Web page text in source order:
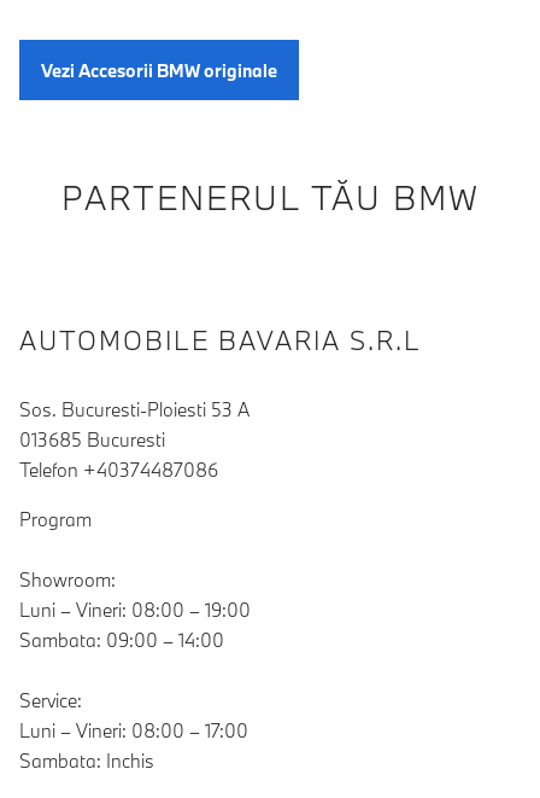
Vezi Accesorii BMW originale
PARTENERUL TĂU BMW
AUTOMOBILE BAVARIA S.R.L
Sos. Bucuresti-Ploiesti 53 A
013685 Bucuresti
Telefon +40374487086
Program
Showroom:
Luni – Vineri: 08:00 – 19:00
Sambata: 09:00 – 14:00
Service:
Luni – Vineri: 08:00 – 17:00
Sambata: Inchis